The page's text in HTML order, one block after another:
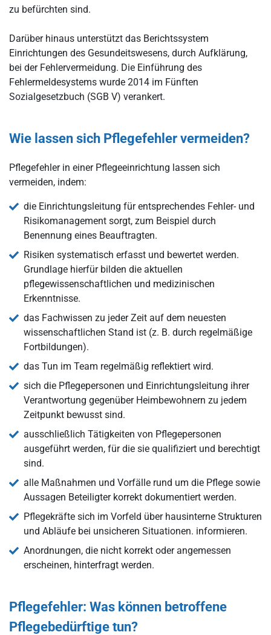
zu befürchten sind.
Darüber hinaus unterstützt das Berichtssystem
Einrichtungen des Gesundeitswesens, durch Aufklärung,
bei der Fehlervermeidung. Die Einführung des
Fehlermeldesystems wurde 2014 im Fünften
Sozialgesetzbuch (SGB V) verankert.
Wie lassen sich Pflegefehler vermeiden?
Pflegefehler in einer Pflegeeinrichtung lassen sich
vermeiden, indem:
die Einrichtungsleitung für entsprechendes Fehler- und
Risikomanagement sorgt, zum Beispiel durch
Benennung eines Beauftragten.
Risiken systematisch erfasst und bewertet werden.
Grundlage hierfür bilden die aktuellen
pflegewissenschaftlichen und medizinischen
Erkenntnisse.
das Fachwissen zu jeder Zeit auf dem neuesten
wissenschaftlichen Stand ist (z. B. durch regelmäßige
Fortbildungen).
das Tun im Team regelmäßig reflektiert wird.
sich die Pflegepersonen und Einrichtungsleitung ihrer
Verantwortung gegenüber Heimbewohnern zu jedem
Zeitpunkt bewusst sind.
ausschließlich Tätigkeiten von Pflegepersonen
ausgeführt werden, für die sie qualifiziert und berechtigt
sind.
alle Maßnahmen und Vorfälle rund um die Pflege sowie
Aussagen Beteiligter korrekt dokumentiert werden.
Pflegekräfte sich im Vorfeld über hausinterne Strukturen
und Abläufe bei unsicheren Situationen. informieren.
Anordnungen, die nicht korrekt oder angemessen
erscheinen, hinterfragt werden.
Pflegefehler: Was können betroffene
Pflegebedürftige tun?